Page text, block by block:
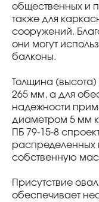
общественных и
также для
сооружений.
они могут
балконы.
Толщина
265 мм, а для
надежности
диаметром 5 мм
ПБ 79-15-8
распределенных
собственную
Присутствие
обеспечивает